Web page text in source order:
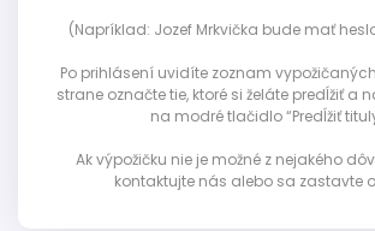
(Napríklad: Jozef Mrkvička bude mať
Po prihlásení uvidíte zoznam
strane označte tie, ktoré si želáte predĺžiť a
na modré tlačidlo “Predĺžiť
Ak výpožičku nie je možné z nejakého
kontaktujte nás alebo sa zastavte